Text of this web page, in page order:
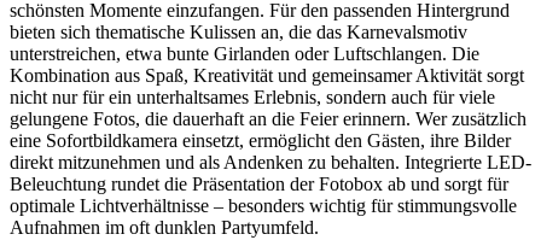
schönsten Momente einzufangen. Für den passenden Hintergrund
bieten sich thematische Kulissen an, die das Karnevalsmotiv
unterstreichen, etwa bunte Girlanden oder Luftschlangen. Die
Kombination aus Spaß, Kreativität und gemeinsamer Aktivität sorgt
nicht nur für ein unterhaltsames Erlebnis, sondern auch für viele
gelungene Fotos, die dauerhaft an die Feier erinnern. Wer zusätzlich
eine Sofortbildkamera einsetzt, ermöglicht den Gästen, ihre Bilder
direkt mitzunehmen und als Andenken zu behalten. Integrierte LED-
Beleuchtung rundet die Präsentation der Fotobox ab und sorgt für
optimale Lichtverhältnisse – besonders wichtig für stimmungsvolle
Aufnahmen im oft dunklen Partyumfeld.